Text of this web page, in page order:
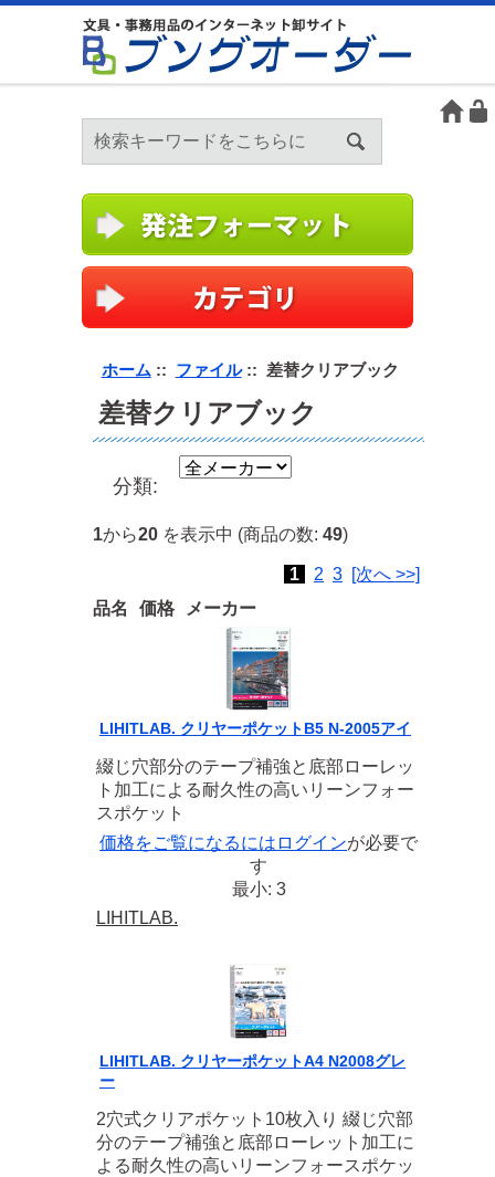
ホーム :: ファイル:: 差替クリアブック
差替クリアブック
分類:
1から20 を表示中 (商品の数: 49)
1 2 3 [次へ >>]
品名
価格 メーカー
LIHITLAB. クリヤーポケットB5 N-2005アイ
綴じ穴部分のテープ補強と底部ローレッ
ト加工による耐久性の高いリーンフォー
スポケット
価格をご覧になるには ログインが必要で
す
最小: 3
LIHITLAB.
LIHITLAB. クリヤーポケットA4 N2008グレ
ー
2穴式クリアポケット10枚入り 綴じ穴部
分のテープ補強と底部ローレット加工に
よる耐久性の高いリーンフォースポケッ